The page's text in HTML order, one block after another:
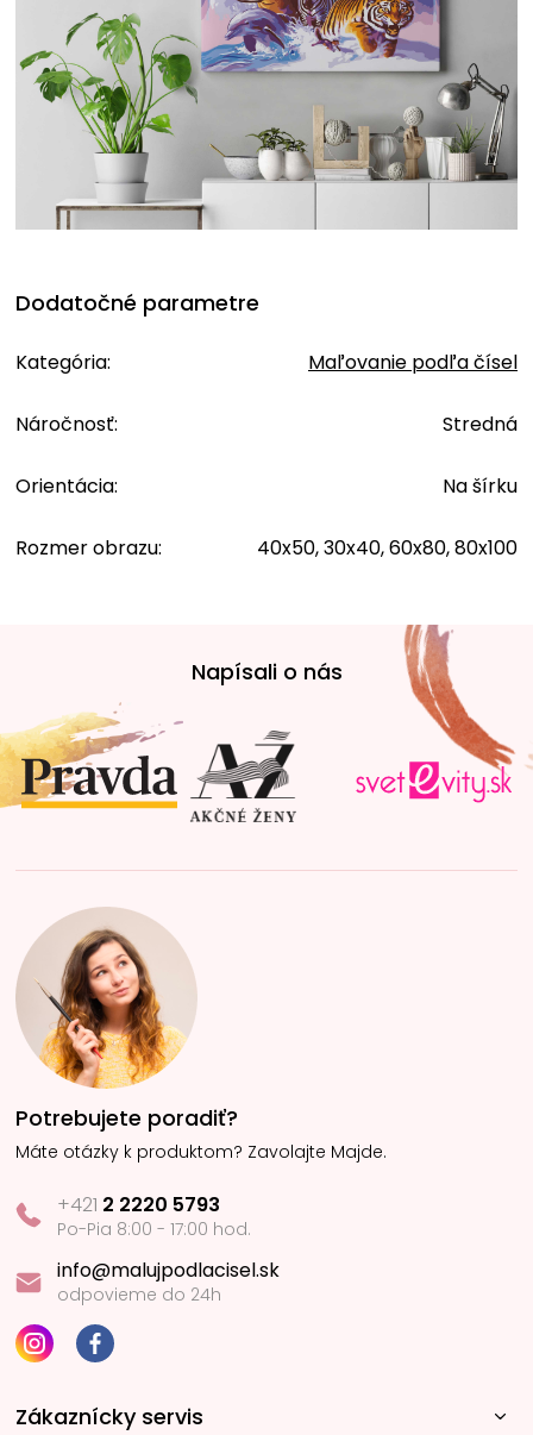
Dodatočné parametre
Kategória: Maľovanie podľa čísel
Náročnosť: Stredná
Orientácia: Na šírku
Rozmer obrazu: 40x50, 30x40, 60x80, 80x100
t
i
e
Napísali o nás
Potrebujete poradiť?
Máte otázky k produktom? Zavolajte Majde.
+421 2 2220 5793
Po-Pia 8:00 - 17:00 hod.
info@malujpodlacisel.sk
odpovieme do 24h
Zákaznícky servis